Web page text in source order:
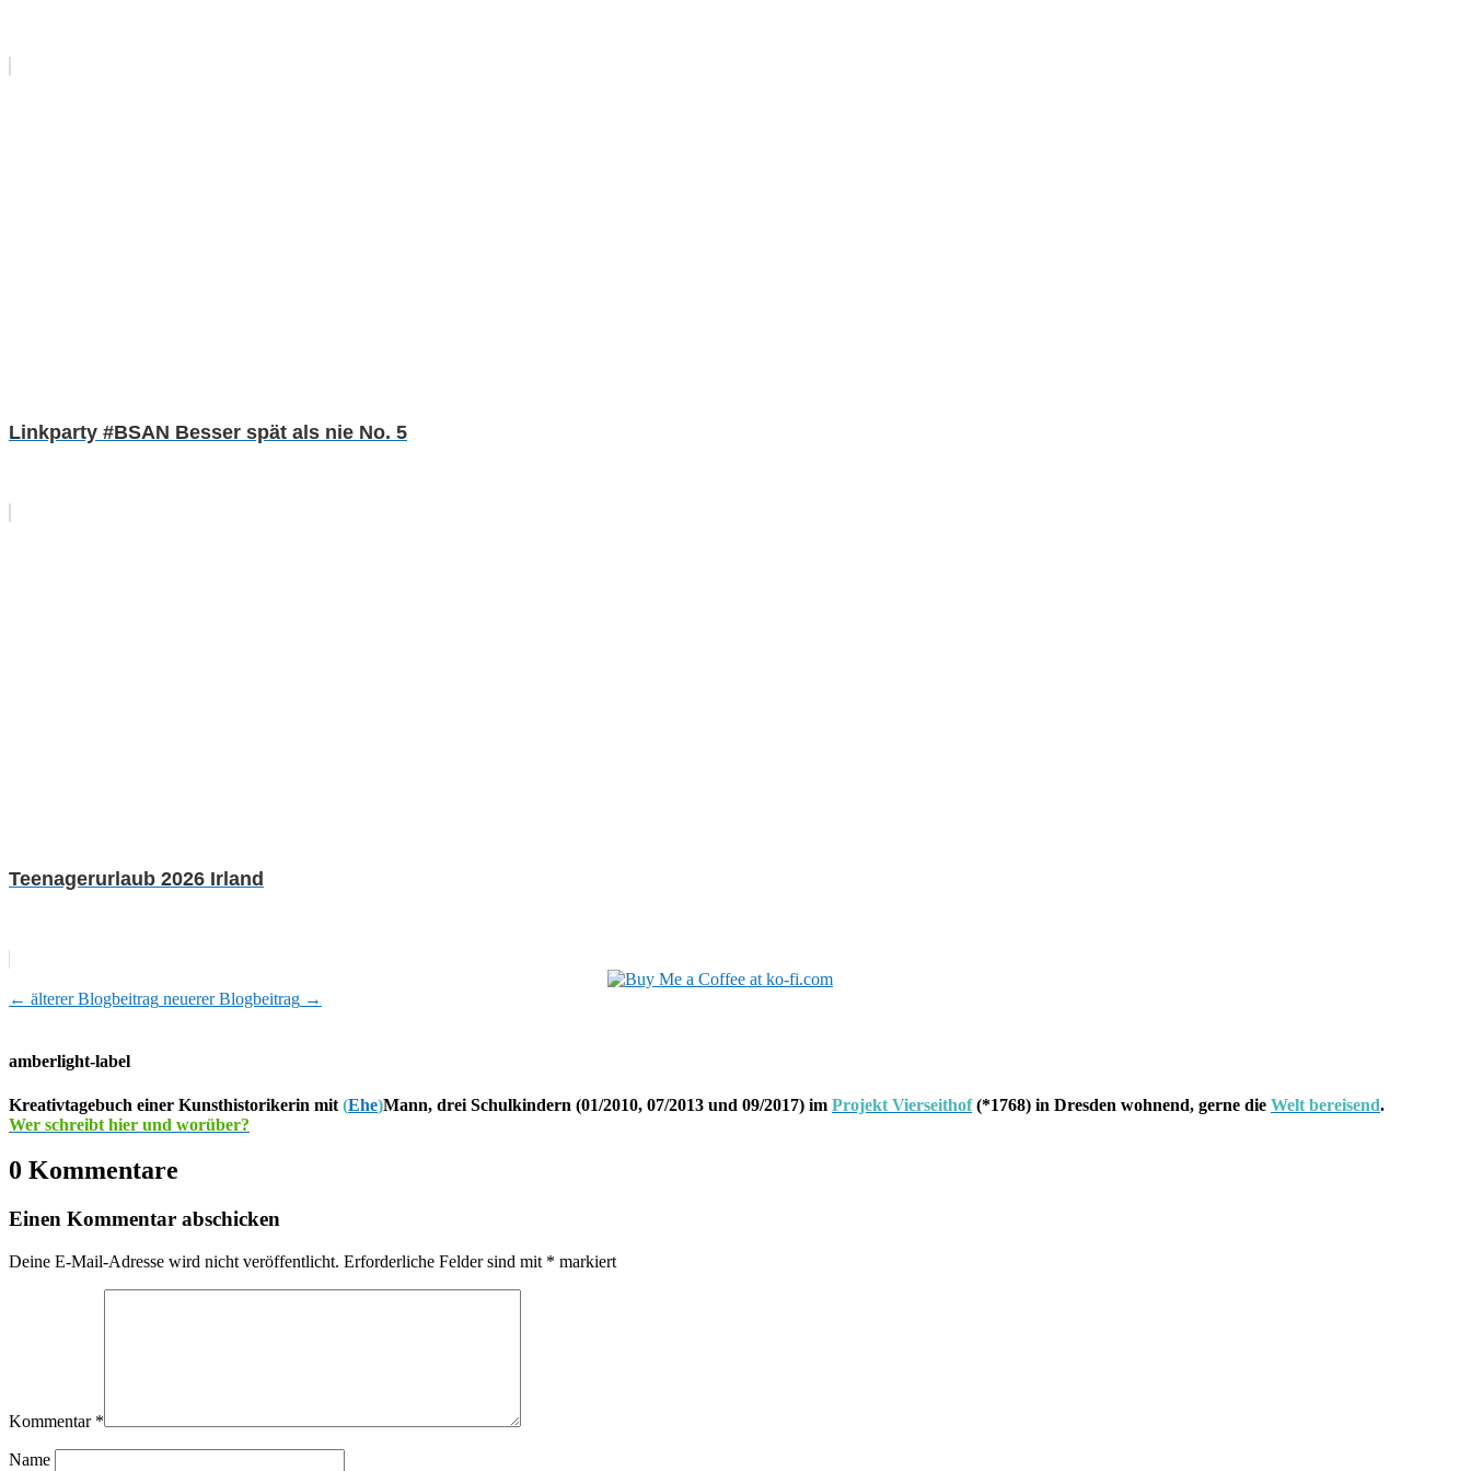
Linkparty #BSAN Besser spät als nie No. 5
Teenagerurlaub 2026 Irland
← älterer Blogbeitrag neuerer Blogbeitrag →
amberlight-label
Kreativtagebuch einer Kunsthistorikerin mit (Ehe)Mann, drei Schulkindern (01/2010, 07/2013 und 09/2017) im Projekt Vierseithof(*1768) in Dresden wohnend, gerne die Welt bereisend.
Wer schreibt hier und worüber?
0 Kommentare
Einen Kommentar abschicken
Deine E-Mail-Adresse wird nicht veröffentlicht. Erforderliche Felder sind mit * markiert
Kommentar *
Name